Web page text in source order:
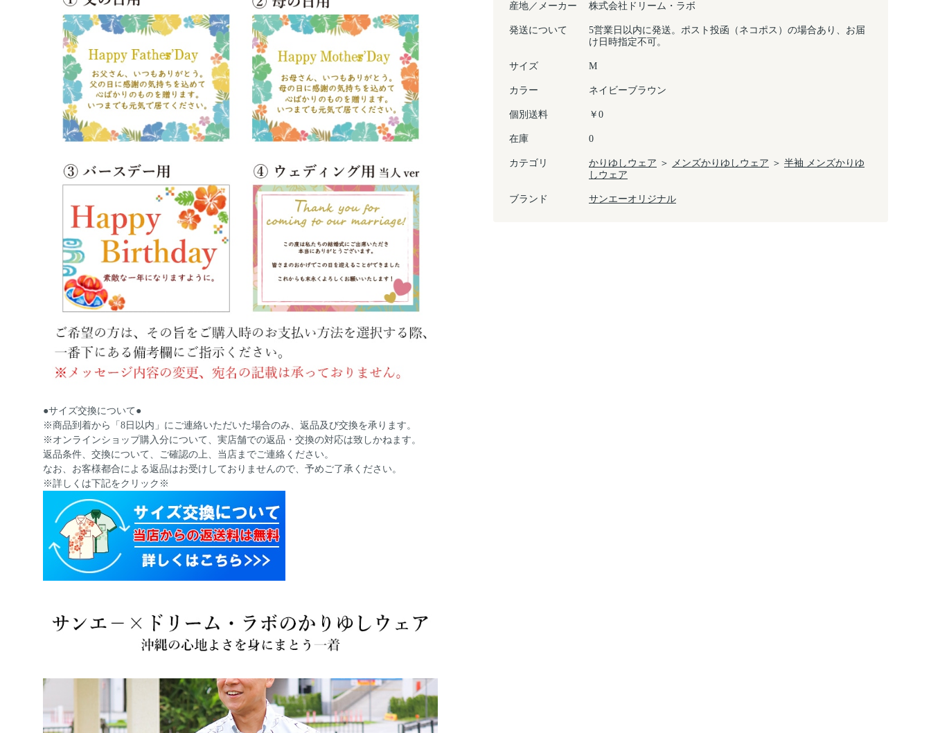
●サイズ交換について●
※商品到着から「8日以内」にご連絡いただいた場合のみ、返品及び交換を承ります。
※オンラインショップ購入分について、実店舗での返品・交換の対応は致しかねます。
返品条件、交換について、ご確認の上、当店までご連絡ください。
なお、お客様都合による返品はお受けしておりませんので、予めご了承ください。
※詳しくは下記をクリック※
産地／メーカー 株式会社ドリーム・ラボ
発送について
5営業日以内に発送。ポスト投函（ネコポス）の場合あり、お届
け日時指定不可。
サイズ M
カラー ネイビーブラウン
個別送料 ￥0
在庫 0
カテゴリ かりゆしウェア ＞ メンズかりゆしウェア ＞ 半袖 メンズかりゆ
しウェア
ブランド サンエーオリジナル